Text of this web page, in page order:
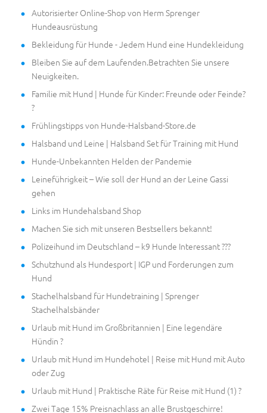
Autorisierter Online-Shop von Herm Sprenger
Hundeausrüstung
Bekleidung für Hunde - Jedem Hund eine Hundekleidung
Bleiben Sie auf dem Laufenden.Betrachten Sie unsere
Neuigkeiten.
Familie mit Hund | Hunde für Kinder: Freunde oder Feinde?
?
Frühlingstipps von Hunde-Halsband-Store.de
Halsband und Leine | Halsband Set für Training mit Hund
Hunde-Unbekannten Helden der Pandemie
Leineführigkeit – Wie soll der Hund an der Leine Gassi
gehen
Links im Hundehalsband Shop
Machen Sie sich mit unseren Bestsellers bekannt!
Polizeihund im Deutschland – k9 Hunde Interessant ???
Schutzhund als Hundesport | IGP und Forderungen zum
Hund
Stachelhalsband für Hundetraining | Sprenger
Stachelhalsbänder
Urlaub mit Hund im Großbritannien | Eine legendäre
Hündin ?
Urlaub mit Hund im Hundehotel | Reise mit Hund mit Auto
oder Zug
Urlaub mit Hund | Praktische Räte für Reise mit Hund (1) ?
Zwei Tage 15% Preisnachlass an alle Brustgeschirre!